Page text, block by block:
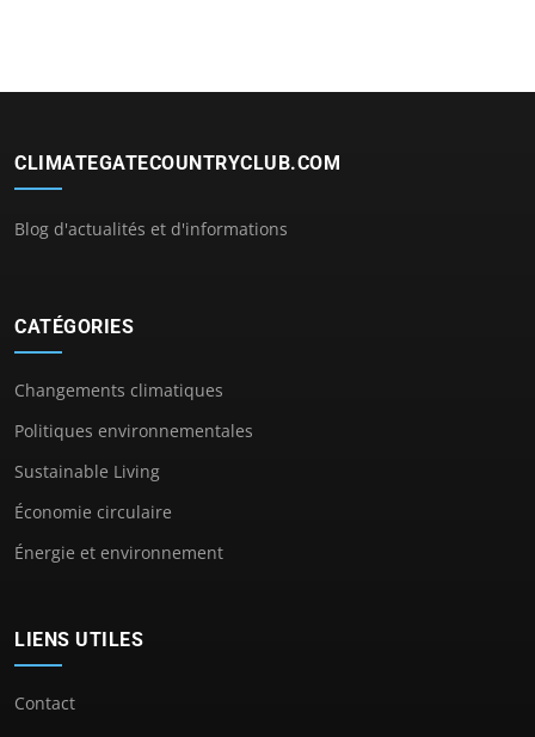
CLIMATEGATECOUNTRYCLUB.COM
Blog d'actualités et d'informations
CATÉGORIES
Changements climatiques
Politiques environnementales
Sustainable Living
Économie circulaire
Énergie et environnement
LIENS UTILES
Contact